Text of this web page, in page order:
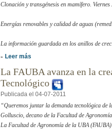
Clonación y transgénesis en mamífero. Viernes
Energías renovables y calidad de aguas
La información guardada en los anillos de
» Leer más
La FAUBA avanza en la
Tecnológico
Publicada el 04-07-2011
“Queremos juntar la demanda tecnológica de
Golluscio, decano de la Facultad de
La Facultad de Agronomía de la UBA